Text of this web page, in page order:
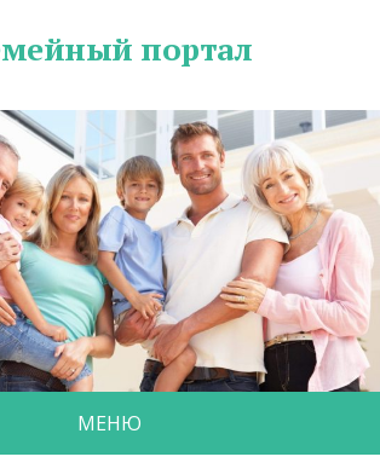
портал
МЕНЮ